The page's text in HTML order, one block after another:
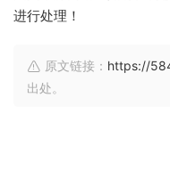
进行处理！
原文链接： https://
出处。